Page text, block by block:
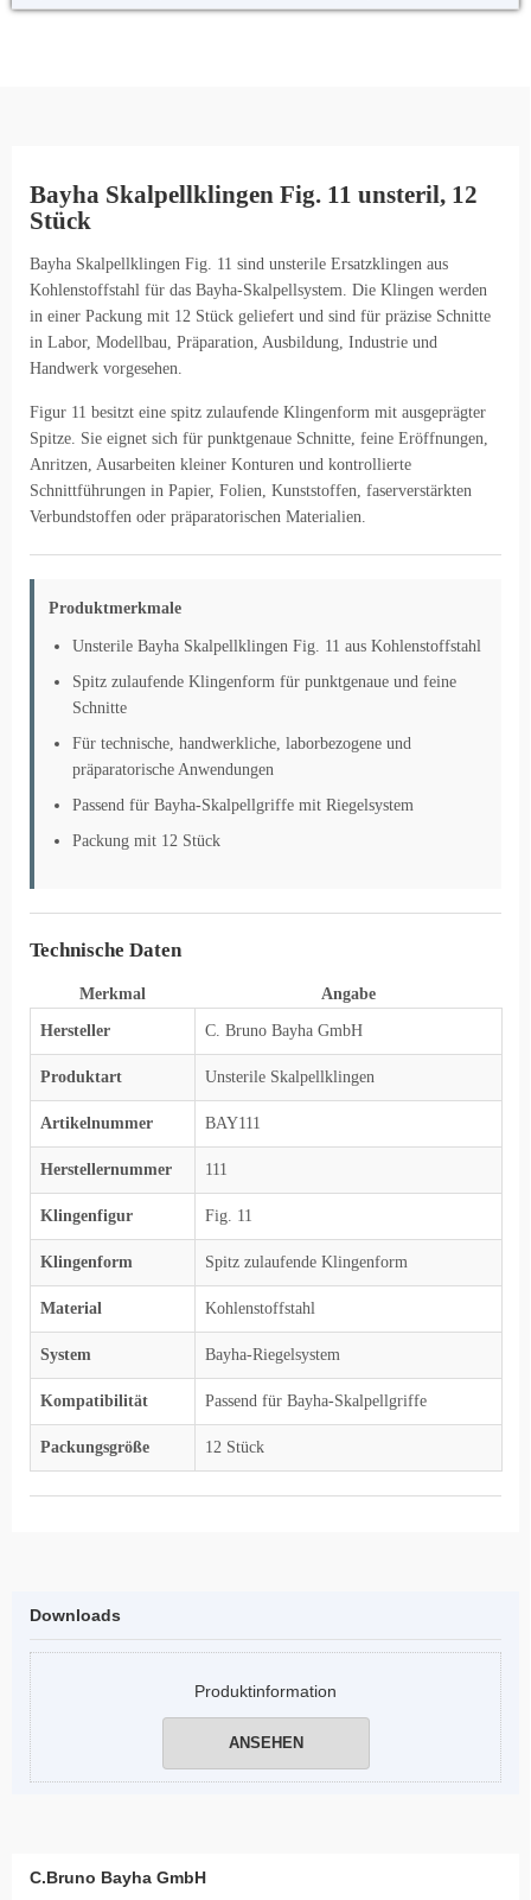
Bayha Skalpellklingen Fig. 11 unsteril, 12
Stück
Bayha Skalpellklingen Fig. 11 sind unsterile Ersatzklingen aus
Kohlenstoffstahl für das Bayha-Skalpellsystem. Die Klingen werden
in einer Packung mit 12 Stück geliefert und sind für präzise Schnitte
in Labor, Modellbau, Präparation, Ausbildung, Industrie und
Handwerk vorgesehen.
Figur 11 besitzt eine spitz zulaufende Klingenform mit ausgeprägter
Spitze. Sie eignet sich für punktgenaue Schnitte, feine Eröffnungen,
Anritzen, Ausarbeiten kleiner Konturen und kontrollierte
Schnittführungen in Papier, Folien, Kunststoffen, faserverstärkten
Verbundstoffen oder präparatorischen Materialien.
Produktmerkmale
Unsterile Bayha Skalpellklingen Fig. 11 aus Kohlenstoffstahl
Spitz zulaufende Klingenform für punktgenaue und feine
Schnitte
Für technische, handwerkliche, laborbezogene und
präparatorische Anwendungen
Passend für Bayha-Skalpellgriffe mit Riegelsystem
Packung mit 12 Stück
Technische Daten
Merkmal Angabe
Hersteller C. Bruno Bayha GmbH
Produktart Unsterile Skalpellklingen
Artikelnummer BAY111
Herstellernummer 111
Klingenfigur Fig. 11
Klingenform Spitz zulaufende Klingenform
Material Kohlenstoffstahl
System Bayha-Riegelsystem
Kompatibilität Passend für Bayha-Skalpellgriffe
Packungsgröße 12 Stück
Downloads
Produktinformation
ANSEHEN
C.Bruno Bayha GmbH